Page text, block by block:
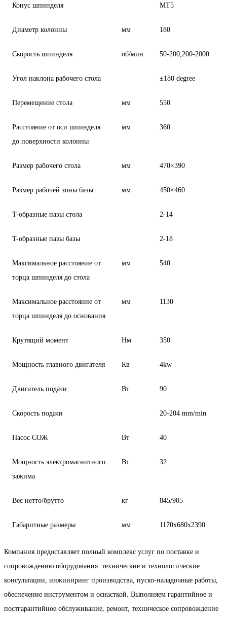
Конус шпинделя MT5
Диаметр колонны мм 180
Скорость шпинделя об/мин 50-200,200-2000
Угол наклона рабочего стола ±180 degree
Перемещение стола мм 550
Расстояние от оси шпинделя
до поверхности колонны
мм 360
Размер рабочего стола мм 470×390
Размер рабочей зоны базы мм 450×460
T-образные пазы стола 2-14
T-образные пазы базы 2-18
Максимальное расстояние от
торца шпинделя до стола
мм 540
Максимальное расстояние от
торца шпинделя до основания
мм 1130
Крутящий момент Нм 350
Мощность главного двигателя Кв 4kw
Двигатель подачи Вт 90
Скорость подачи 20-204 mm/min
Насос СОЖ Вт 40
Мощность электромагнитного
зажима
Вт 32
Вес нетто/брутто кг 845/905
Габаритные размеры мм 1170x680x2390
Компания предоставляет полный комплекс услуг по поставке и
сопровождению оборудования: технические и технологические
консультации, инжиниринг производства, пуско-наладочные работы,
обеспечение инструментом и оснасткой. Выполняем гарантийное и
постгарантийное обслуживание, ремонт, техническое сопровождение